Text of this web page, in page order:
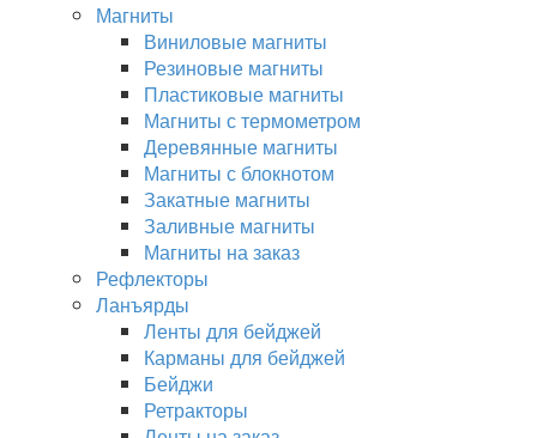
Магниты
Виниловые магниты
Резиновые магниты
Пластиковые магниты
Магниты с термометром
Деревянные магниты
Магниты с блокнотом
Закатные магниты
Заливные магниты
Магниты на заказ
Рефлекторы
Ланъярды
Ленты для бейджей
Карманы для бейджей
Бейджи
Ретракторы